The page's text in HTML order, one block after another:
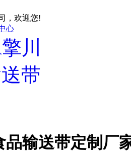
，欢迎您!
心
品输送带定制厂